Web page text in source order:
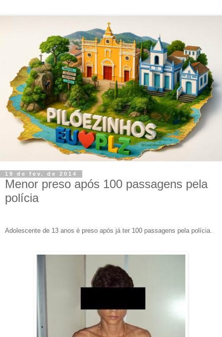
19 de fev. de 2014
Menor preso após 100 passagens pela
polícia
Adolescente de 13 anos é preso após já ter 100 passagens pela polícia.